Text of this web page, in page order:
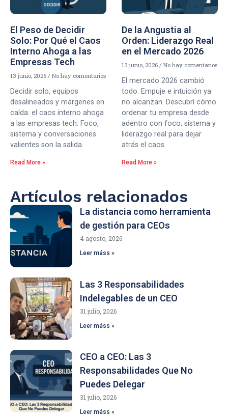
El Peso de Decidir
Solo: Por Qué el Caos
Interno Ahoga a las
Empresas Tech
13 junio, 2026 No hay comentarios
Decidir solo, equipos
desalineados y márgenes en
caída: el caos interno ahoga
a las empresas tech. Foco,
sistema y conversaciones
valientes son la salida.
Read More »
De la Angustia al
Orden: Liderazgo Real
en el Mercado 2026
13 junio, 2026 No hay comentarios
El mercado 2026 cambió
todo. Empuje e intuición ya
no alcanzan. Descubrí cómo
ordenar tu empresa desde
adentro con foco, sistema y
liderazgo real para dejar
atrás el caos.
Read More »
Artículos relacionados
La distancia como herramienta
de gestión para CEOs
4 agosto, 2026
Leer máss »
Las 3 Responsabilidades
Indelegables de un CEO
31 julio, 2026
Leer máss »
CEO a CEO: Las 3
Responsabilidades Que No
Puedes Delegar
31 julio, 2026
Leer máss »